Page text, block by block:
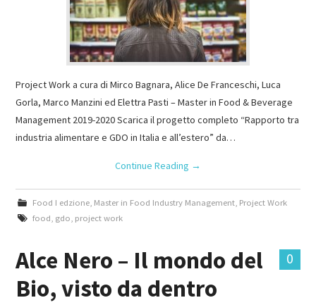
Project Work a cura di Mirco Bagnara, Alice De Franceschi, Luca
Gorla, Marco Manzini ed Elettra Pasti – Master in Food & Beverage
Management 2019-2020 Scarica il progetto completo “Rapporto tra
industria alimentare e GDO in Italia e all’estero” da…
Continue Reading →
Food I edzione, Master in Food Industry Management, Project Work
food gdo project work
0
Alce Nero – Il mondo del
Bio, visto da dentro